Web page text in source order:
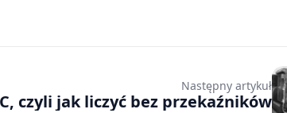
Następny artykuł
czyli jak liczyć bez przekaźników